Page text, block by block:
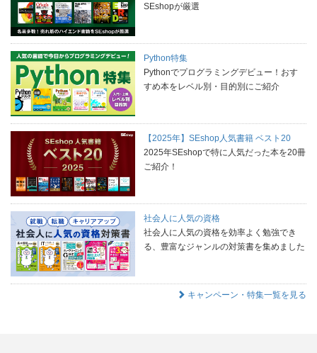
SEshopが厳選
Python特集
Pythonでプログラミングデビュー！おす
すめ本をレベル別・目的別にご紹介
【2025年】SEshop人気書籍 ベスト20
2025年SEshopで特に人気だった本を20冊
ご紹介！
社会人に人気の資格
社会人に人気の資格を効率よく勉強でき
る、豊富なジャンルの対策書を集めました
キャンペーン・特集一覧を見る